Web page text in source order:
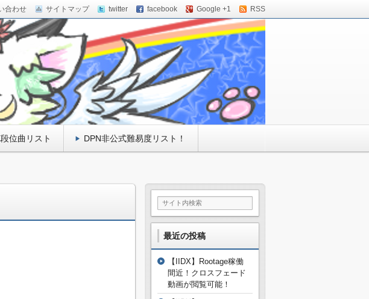
合わせ サイトマップ twitter facebook Google +1 RSS
ュース、小ネタ
情報をお届けし
位曲リスト DPN非公式難易度リスト！
最近の投稿
【IIDX】Rootage稼働
間近！クロスフェード
動画が閲覧可能！